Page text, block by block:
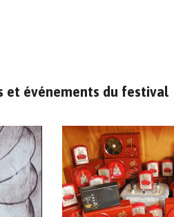
et événements du festival